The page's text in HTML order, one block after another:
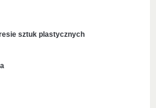
sztuk plastycznych